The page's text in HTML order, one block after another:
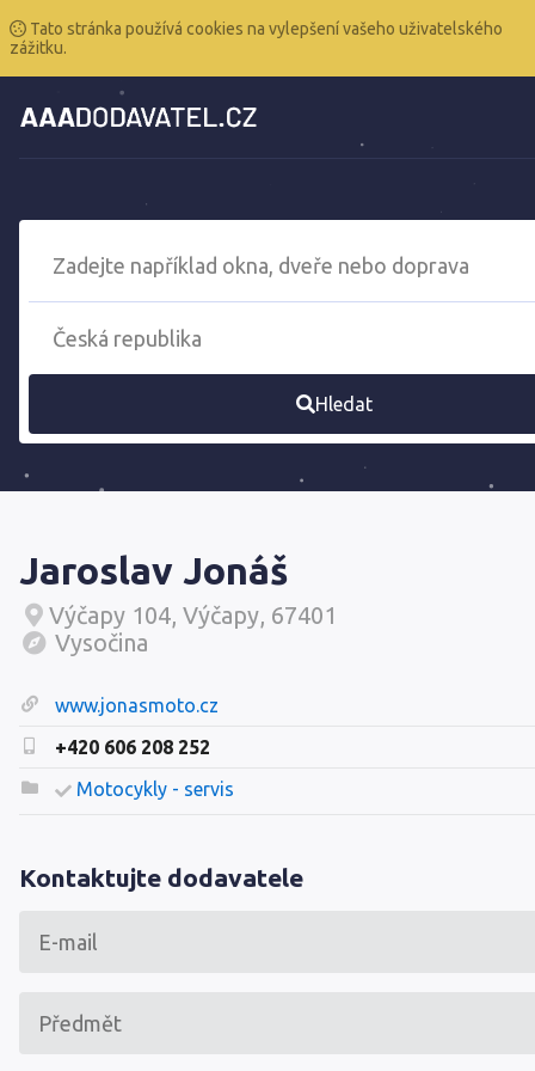
Tato stránka používá cookies na vylepšení vašeho uživatelského
zážitku.
Hledat
Jaroslav Jonáš
Výčapy 104, Výčapy, 67401
Vysočina
www.jonasmoto.cz
+420 606 208 252
Motocykly - servis
Kontaktujte dodavatele